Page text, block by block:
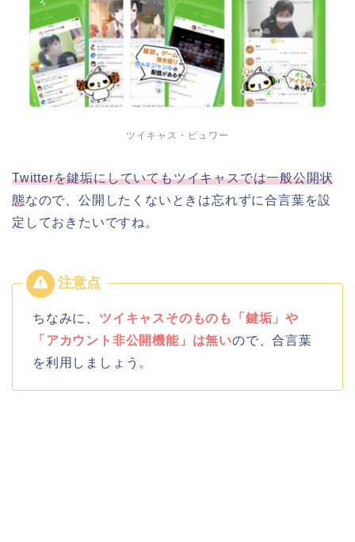
ツイキャス・ビュワー
Twitterを鍵垢にしていてもツイキャスでは一般公開状
態なので、公開したくないときは忘れずに合言葉を設
定しておきたいですね。
ちなみに、 ツイキャスそのものも「鍵垢」や
「アカウント非公開機能」は無いので、合言葉
を利用しましょう。